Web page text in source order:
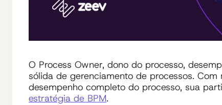
O Process Owner, dono do processo,
sólida de gerenciamento de processos.
desempenho completo do processo, sua
estratégia de BPM.